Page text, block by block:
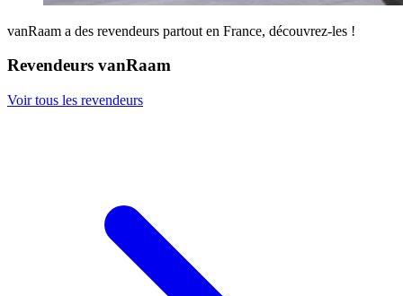
vanRaam a des revendeurs partout en France, découvrez-les !
Revendeurs vanRaam
Voir tous les revendeurs